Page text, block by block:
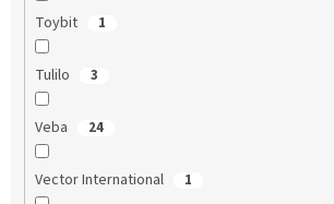
Toybit 1
Tulilo 3
Veba 24
Vector International 1